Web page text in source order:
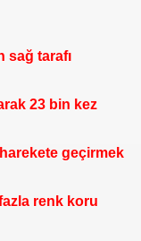
sağ tarafı
23 bin kez
harekete geçirmek
renk koru